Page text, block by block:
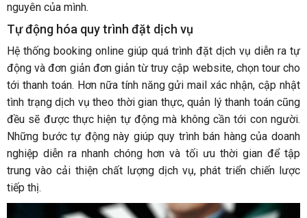
nguyên của mình.
Tự động hóa quy trình đặt dịch vụ
Hệ thống booking online giúp quá trình đặt dịch vụ diễn ra tự
động và đơn giản đơn giản từ truy cập website, chọn tour cho
tới thanh toán. Hơn nữa tính năng gửi mail xác nhận, cập nhật
tình trạng dịch vụ theo thời gian thực, quản lý thanh toán cũng
đều sẽ được thực hiện tự động mà không cần tới con người.
Những bước tự động này giúp quy trình bán hàng của doanh
nghiệp diễn ra nhanh chóng hơn và tối ưu thời gian để tập
trung vào cải thiện chất lượng dịch vụ, phát triển chiến lược
tiếp thị.